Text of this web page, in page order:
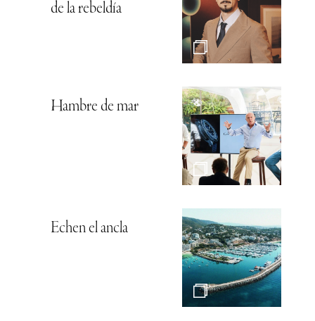
de la rebeldía
Hambre de mar
Echen el ancla